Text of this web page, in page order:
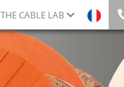
THE CABLE LAB